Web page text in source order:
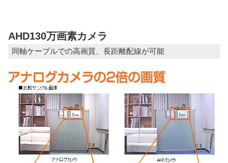
AHD130万画素カメラ
同軸ケーブルでの高画質、長距離配線が可能